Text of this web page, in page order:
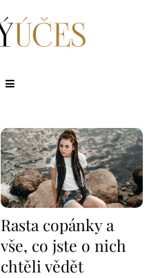
Rasta copánky a
vše, co jste o nich
chtěli vědět